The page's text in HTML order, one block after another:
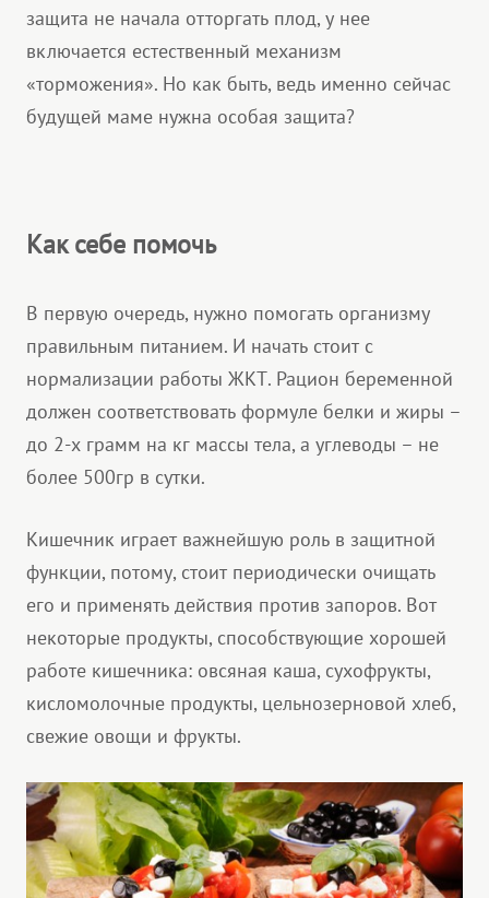
защита не начала отторгать плод, у нее
включается естественный механизм
«торможения». Но как быть, ведь именно сейчас
будущей маме нужна особая защита?
Как себе помочь
В первую очередь, нужно помогать организму
правильным питанием. И начать стоит с
нормализации работы ЖКТ. Рацион беременной
должен соответствовать формуле белки и жиры –
до 2-х грамм на кг массы тела, а углеводы – не
более 500гр в сутки.
Кишечник играет важнейшую роль в защитной
функции, потому, стоит периодически очищать
его и применять действия против запоров. Вот
некоторые продукты, способствующие хорошей
работе кишечника: овсяная каша, сухофрукты,
кисломолочные продукты, цельнозерновой хлеб,
свежие овощи и фрукты.